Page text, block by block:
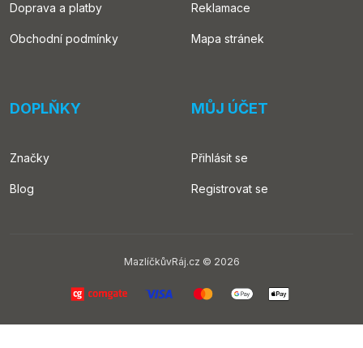
Doprava a platby
Obchodní podmínky
Reklamace
Mapa stránek
DOPLŇKY
Značky
Blog
MŮJ ÚČET
Přihlásit se
Registrovat se
MazlíčkůvRáj.cz © 2026